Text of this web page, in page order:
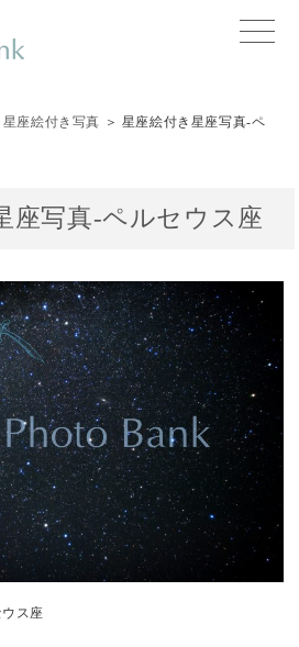
toggle
星座絵付き写真 ＞ 星座絵付き星座写真-ペ
座写真-ペルセウス座
ス座